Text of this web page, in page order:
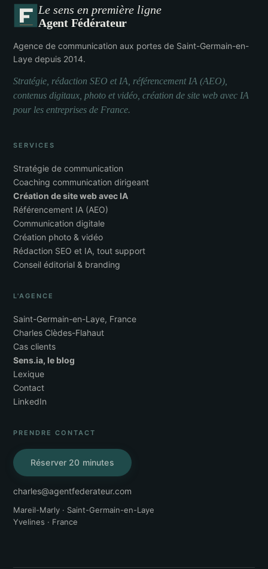
Le sens en première ligne
Agent Fédérateur
Agence de communication aux portes de Saint-Germain-en-
Laye depuis 2014.
Stratégie, rédaction SEO et IA, référencement IA (AEO),
contenus digitaux, photo et vidéo, création de site web avec IA
pour les entreprises de France.
SERVICES
Stratégie de communication
Coaching communication dirigeant
Création de site web avec IA
Référencement IA (AEO)
Communication digitale
Création photo & vidéo
Rédaction SEO et IA, tout support
Conseil éditorial & branding
L'AGENCE
Saint-Germain-en-Laye, France
Charles Clèdes-Flahaut
Cas clients
Sens.ia, le blog
Lexique
Contact
LinkedIn
PRENDRE CONTACT
Réserver 20 minutes
charles@agentfederateur.com
Mareil-Marly · Saint-Germain-en-Laye
Yvelines · France